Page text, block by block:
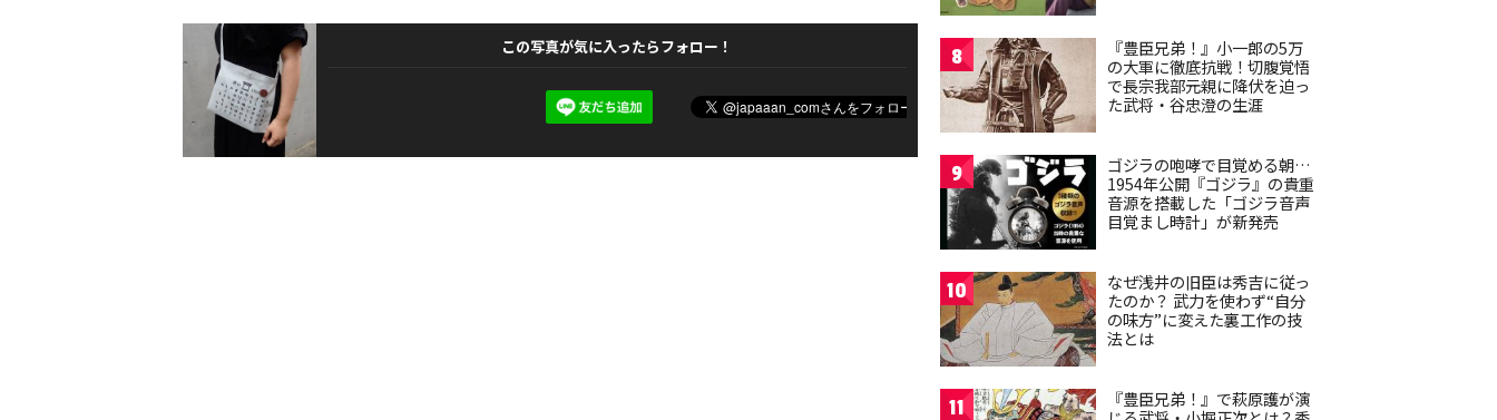
この写真が気に入ったらフォロー！ 8
『豊臣兄弟！』小一郎の5万
の大軍に徹底抗戦！切腹覚悟
で長宗我部元親に降伏を迫っ
た武将・谷忠澄の生涯
9
ゴジラの咆哮で目覚める朝…
1954年公開『ゴジラ』の貴重
音源を搭載した「ゴジラ音声
目覚まし時計」が新発売
10
なぜ浅井の旧臣は秀吉に従っ
たのか？ 武力を使わず“自分
の味方”に変えた裏工作の技
法とは
11
『豊臣兄弟！』で萩原護が演